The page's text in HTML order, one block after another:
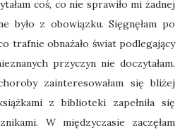
coś, co nie sprawiło mi żadnej
było z obowiązku. Sięgnęłam po
trafnie obnażało świat podlegający
przyczyn nie doczytałam.
zainteresowałam się bliżej
z biblioteki zapełniła się
W międzyczasie zaczęłam